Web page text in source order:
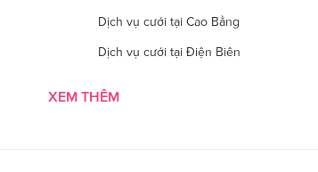
Dịch vụ cưới tại Cao Bằng
Dịch vụ cưới tại Điện Biên
XEM THÊM